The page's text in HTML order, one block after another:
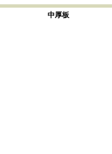
中厚板